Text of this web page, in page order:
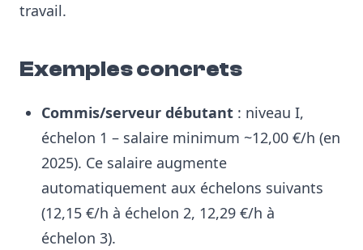
travail.
Exemples concrets
Commis/serveur débutant : niveau I,
échelon 1 – salaire minimum ~12,00 €/h (en
2025). Ce salaire augmente
automatiquement aux échelons suivants
(12,15 €/h à échelon 2, 12,29 €/h à
échelon 3).